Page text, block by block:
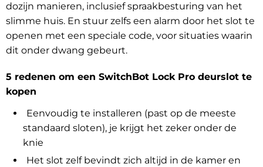
dozijn manieren, inclusief spraakbesturing van het
slimme huis. En stuur zelfs een alarm door het slot te
openen met een speciale code, voor situaties waarin
dit onder dwang gebeurt.
5 redenen om een SwitchBot Lock Pro deurslot te
kopen
Eenvoudig te installeren (past op de meeste
standaard sloten), je krijgt het zeker onder de
knie
Het slot zelf bevindt zich altijd in de kamer en